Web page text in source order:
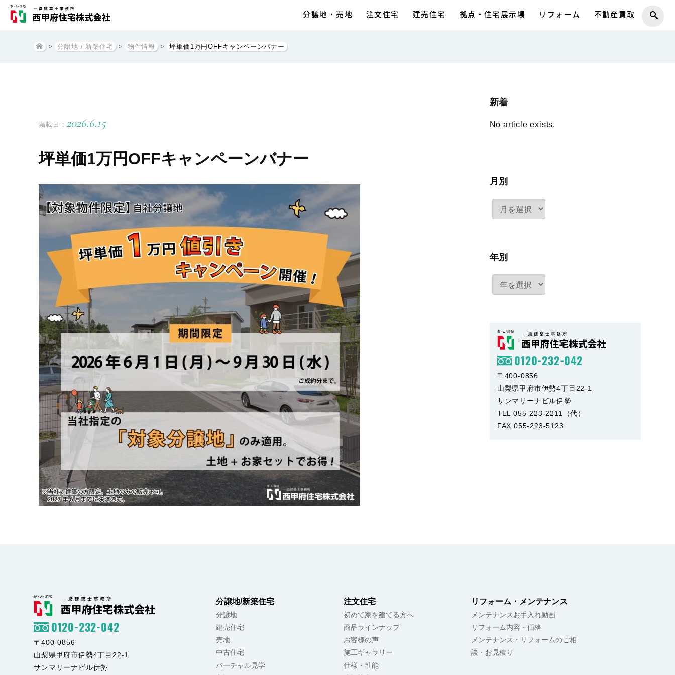
分譲地・売地 注文住宅 建売住宅 拠点・住宅展示場 リフォーム 不動産買取
> 分譲地 / 新築住宅 > 物件情報 > 坪単価1万円OFFキャンペーンバナー
掲載日： 2026.6.15
坪単価1万円OFFキャンペーンバナー
新着
No article exists.
月別
年別
0120-232-042
〒400-0856
山梨県甲府市伊勢4丁目22-1
サンマリーナビル伊勢
TEL 055-223-2211（代）
FAX 055-223-5123
分譲地/新築住宅
分譲地
建売住宅
売地
中古住宅
バーチャル見学
注文住宅
初めて家を建てる方へ
商品ラインナップ
お客様の声
施工ギャラリー
仕様・性能
リフォーム・メンテナンス
メンテナンスお手入れ動画
リフォーム内容・価格
メンテナンス・リフォームのご相
談・お見積り
0120-232-042
〒400-0856
山梨県甲府市伊勢4丁目22-1
サンマリーナビル伊勢